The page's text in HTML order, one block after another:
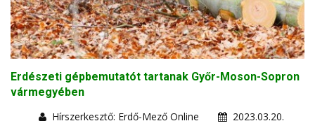
Erdészeti gépbemutatót tartanak Győr-Moson-Sopron
vármegyében
Hírszerkesztő: Erdő-Mező Online
2023.03.20.